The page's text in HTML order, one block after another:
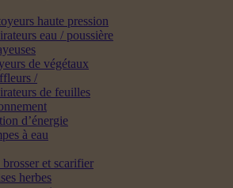
haute pression
eau / poussière
de végétaux
/
de feuilles
d’énergie
à eau
et scarifier
herbes